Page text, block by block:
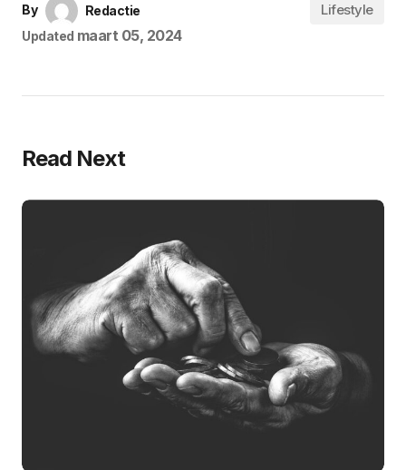
By
Redactie
Updated maart 05, 2024
Lifestyle
Read Next